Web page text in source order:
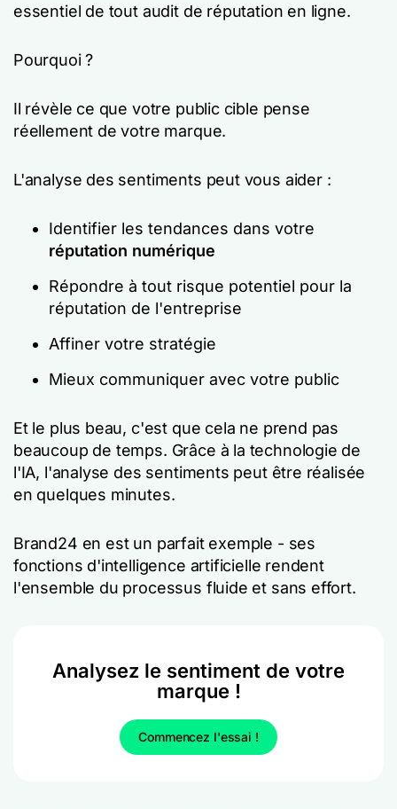
essentiel de tout audit de réputation en ligne.
Pourquoi ?
Il révèle ce que votre public cible pense
réellement de votre marque.
L'analyse des sentiments peut vous aider :
Identifier les tendances dans votre
réputation numérique
Répondre à tout risque potentiel pour la
réputation de l'entreprise
Affiner votre stratégie
Mieux communiquer avec votre public
Et le plus beau, c'est que cela ne prend pas
beaucoup de temps. Grâce à la technologie de
l'IA, l'analyse des sentiments peut être réalisée
en quelques minutes.
Brand24 en est un parfait exemple - ses
fonctions d'intelligence artificielle rendent
l'ensemble du processus fluide et sans effort.
Analysez le sentiment de votre
marque !
Commencez l'essai !